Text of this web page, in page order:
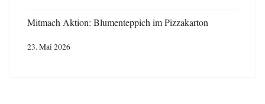
Mitmach Aktion: Blumenteppich im Pizzakarton
23. Mai 2026